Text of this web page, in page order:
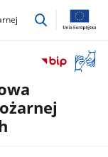
przejdź
okno